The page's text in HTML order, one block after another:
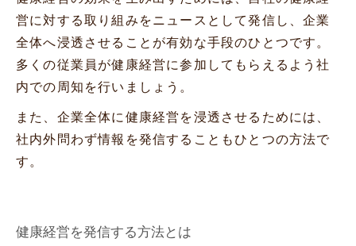
営に対する取り組みをニュースとして発信し、企業
全体へ浸透させることが有効な手段のひとつです。
多くの従業員が健康経営に参加してもらえるよう社
内での周知を行いましょう。
また、企業全体に健康経営を浸透させるためには、
社内外問わず情報を発信することもひとつの方法で
す。
健康経営を発信する方法とは